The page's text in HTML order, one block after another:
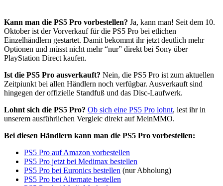
Kann man die PS5 Pro vorbestellen? Ja, kann man! Seit dem 10.
Oktober ist der Vorverkauf für die PS5 Pro bei etlichen
Einzelhändlern gestartet. Damit bekommt ihr jetzt deutlich mehr
Optionen und müsst nicht mehr “nur” direkt bei Sony über
PlayStation Direct kaufen.
Ist die PS5 Pro ausverkauft? Nein, die PS5 Pro ist zum aktuellen
Zeitpiunkt bei allen Händlern noch verfügbar. Ausverkauft sind
hingegen der offizielle Standfuß und das Disc-Laufwerk.
Lohnt sich die PS5 Pro? Ob sich eine PS5 Pro lohnt, lest ihr in
unserem ausführlichen Vergleic direkt auf MeinMMO.
Bei diesen Händlern kann man die PS5 Pro vorbestellen:
PS5 Pro auf Amazon vorbestellen
PS5 Pro jetzt bei Medimax bestellen
PS5 Pro bei Euronics bestellen (nur Abholung)
PS5 Pro bei Alternate bestellen